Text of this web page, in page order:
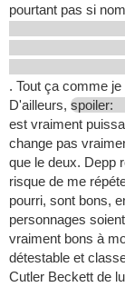
pourtant pas si
. Tout ça comme
D'ailleurs, spoiler:
est vraiment
change pas
que le deux. Depp
risque de me
pourri, sont bons,
personnages
vraiment bons à
détestable et
Cutler Beckett de